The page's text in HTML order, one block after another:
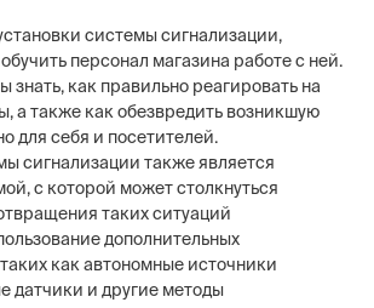
системы сигнализации,
персонал магазина работе с ней.
знать, как правильно реагировать на
а также как обезвредить возникшую
для себя и посетителей.
сигнализации также является
с которой может столкнуться
таких ситуаций
дополнительных
как автономные источники
датчики и другие методы